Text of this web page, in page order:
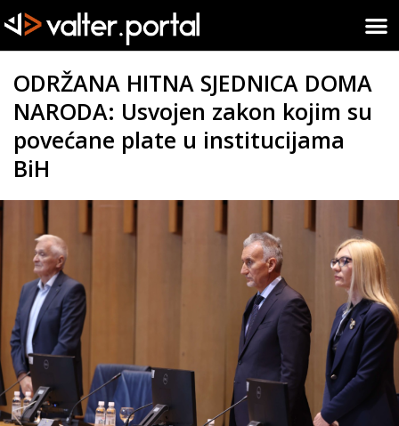
ODRŽANA HITNA SJEDNICA DOMA
NARODA: Usvojen zakon kojim su
povećane plate u institucijama
BiH